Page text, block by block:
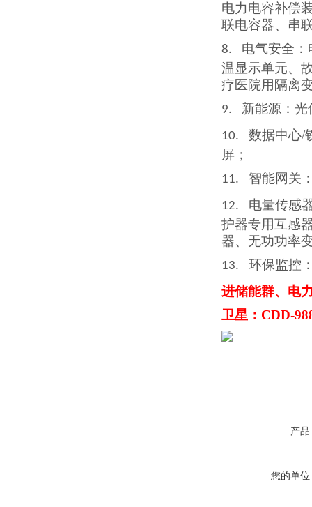
电力电容补偿
联电容器、串
8.
电气安全
温显示单元、
疗医院用隔离
9. 新能源：
10.
数据中心/
屏；
11. 智能网关
12.
电量传感
护器专用互感
器、无功功率
13.
环保监控
进储能群、电
卫星：CDD-
产品
您的单位